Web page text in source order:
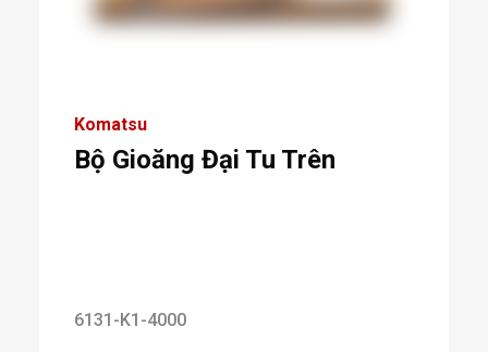
Komatsu
Bộ Gioăng Đại Tu Trên
6131-K1-4000